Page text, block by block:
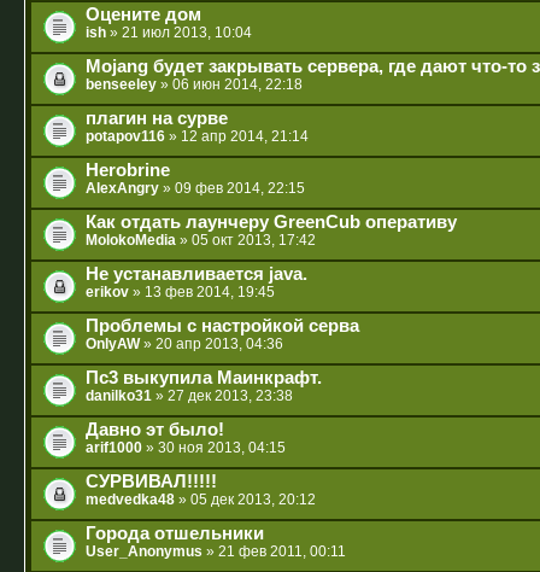
Оцените дом
ish » 21 июл 2013, 10:04
Mojang будет закрывать сервера, где дают что-то
benseeley » 06 июн 2014, 22:18
плагин на сурве
potapov116 » 12 апр 2014, 21:14
Herobrine
AlexAngry » 09 фев 2014, 22:15
Как отдать лаунчеру GreenCub оперативу
MolokoMedia » 05 окт 2013, 17:42
Не устанавливается java.
erikov » 13 фев 2014, 19:45
Проблемы с настройкой серва
OnlyAW» 20 апр 2013, 04:36
Пс3 выкупила Маинкрафт.
danilko31 » 27 дек 2013, 23:38
Давно эт было!
arif1000 » 30 ноя 2013, 04:15
СУРВИВАЛ!!!!!
medvedka48 » 05 дек 2013, 20:12
Города отшельники
User_Anonymus » 21 фев 2011, 00:11